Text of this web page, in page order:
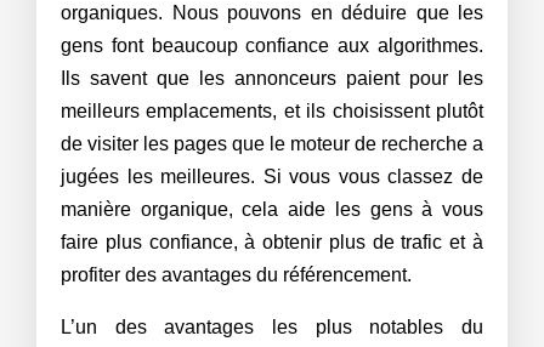
organiques. Nous pouvons en déduire que les
gens font beaucoup confiance aux algorithmes.
Ils savent que les annonceurs paient pour les
meilleurs emplacements, et ils choisissent plutôt
de visiter les pages que le moteur de recherche a
jugées les meilleures. Si vous vous classez de
manière organique, cela aide les gens à vous
faire plus confiance, à obtenir plus de trafic et à
profiter des avantages du référencement.
L’un des avantages les plus notables du